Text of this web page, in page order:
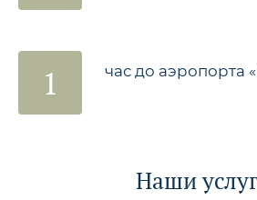
1 час до аэропорта
Наши